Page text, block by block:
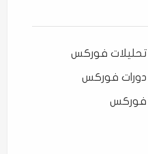
تحليلات فوركس
دورات فوركس
فوركس